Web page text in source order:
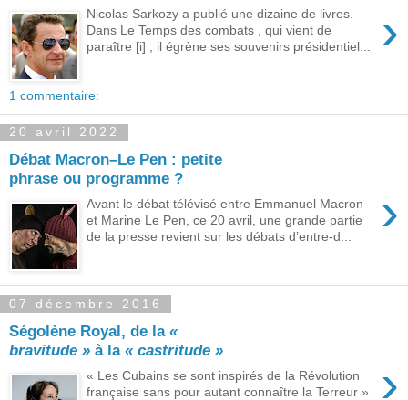
›
Nicolas Sarkozy a publié une dizaine de livres.
Dans Le Temps des combats , qui vient de
paraître [i] , il égrène ses souvenirs présidentiel...
1 commentaire:
20 avril 2022
Débat Macron–Le Pen : petite
phrase ou programme ?
›
Avant le débat télévisé entre Emmanuel Macron
et Marine Le Pen, ce 20 avril, une grande partie
de la presse revient sur les débats d’entre-d...
07 décembre 2016
Ségolène Royal, de la «
bravitude » à la « castritude »
›
« Les Cubains se sont inspirés de la Révolution
française sans pour autant connaître la Terreur »